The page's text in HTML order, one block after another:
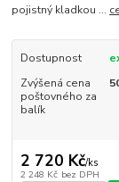
pojistný kladkou ...
Dostupnost
Zvýšená cena
poštovného za
balík
2 720 Kč/ks
2 248 Kč bez DPH